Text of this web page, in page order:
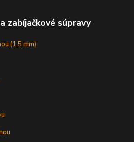
zabíjačkové súpravy
(1,5 mm)